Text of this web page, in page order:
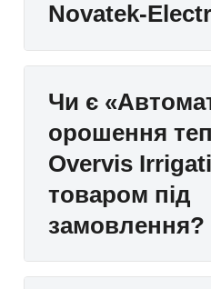
Novatek-
Чи є
орошення
Overvis
товаром під
замовлення?